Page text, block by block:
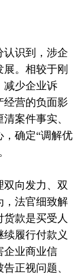
认识到，涉企
。相较于刚
减少企业诉
经营的负面影
案件事实、
确定“调解优
向发力、双
，法官细致解
款是买受人
履行付款义
企业商业信
正视问题、